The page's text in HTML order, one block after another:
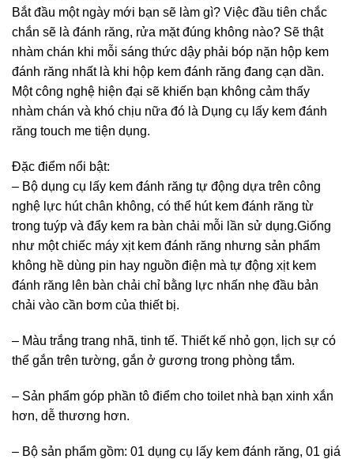
Bắt đầu một ngày mới bạn sẽ làm gì? Việc đầu tiên chắc
chắn sẽ là đánh răng, rửa mặt đúng không nào? Sẽ thật
nhàm chán khi mỗi sáng thức dậy phải bóp nặn hộp kem
đánh răng nhất là khi hộp kem đánh răng đang cạn dần.
Một công nghệ hiện đại sẽ khiến bạn không cảm thấy
nhàm chán và khó chịu nữa đó là Dụng cụ lấy kem đánh
răng touch me tiện dụng.
Đặc điểm nổi bật:
– Bộ dụng cụ lấy kem đánh răng tự động dựa trên công
nghệ lực hút chân không, có thể hút kem đánh răng từ
trong tuýp và đẩy kem ra bàn chải mỗi lần sử dụng.Giống
như một chiếc máy xịt kem đánh răng nhưng sản phẩm
không hề dùng pin hay nguồn điện mà tự động xịt kem
đánh răng lên bàn chải chỉ bằng lực nhấn nhẹ đầu bản
chải vào cần bơm của thiết bị.
– Màu trắng trang nhã, tinh tế. Thiết kế nhỏ gọn, lịch sự có
thể gắn trên tường, gắn ở gương trong phòng tắm.
– Sản phẩm góp phần tô điểm cho toilet nhà bạn xinh xắn
hơn, dễ thương hơn.
– Bộ sản phẩm gồm: 01 dụng cụ lấy kem đánh răng, 01 giá